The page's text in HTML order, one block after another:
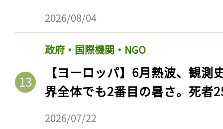
2026/08/04
政府・国際機関・NGO
【ヨーロッパ】6月熱波、観
界全体でも2番目の暑さ。死者
2026/07/22
ログイン
会員登録